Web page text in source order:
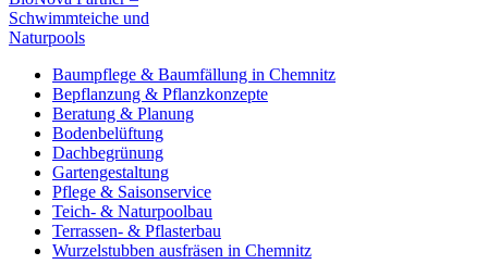
Baumpflege & Baumfällung in Chemnitz
Bepflanzung & Pflanzkonzepte
Beratung & Planung
Bodenbelüftung
Dachbegrünung
Gartengestaltung
Pflege & Saisonservice
Teich- & Naturpoolbau
Terrassen- & Pflasterbau
Wurzelstubben ausfräsen in Chemnitz